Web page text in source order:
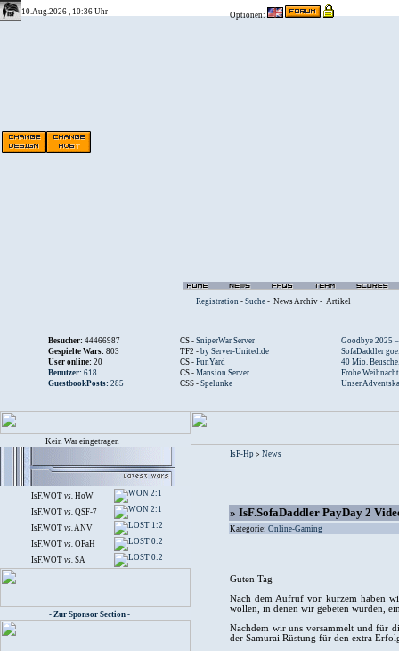
10.Aug.2026 , 10:36 Uhr Optionen:
Registration - Suche - News Archiv - Artikel
Besucher: 44466987 CS - SniperWar Server
Goodbye 2025 –
Gespielte Wars: 803 TF2 - by Server-United.de
SofaDaddler
User online: 20 CS - FunYard
40 Mio.
Benutzer: 618 CS - Mansion Server
Frohe
GuestbookPosts: 285 CSS - Spelunke Unser
Kein War eingetragen
IsF.WOT vs. HoW 2:1
IsF.WOT vs. QSF-7 2:1
IsF.WOT vs.ANV 1:2
IsF.WOT vs. OFaH 0:2
IsF.WOT vs. SA 0:2
- Zur Sponsor Section -
IsF-Hp > News
» IsF.SofaDaddler PayDay 2
Kategorie: Online-Gaming
Guten Tag
Nach dem Aufruf vor kurzem haben
wollen, in denen wir gebeten wurden,
Nachdem wir uns versammelt und für
der Samurai Rüstung für den extra